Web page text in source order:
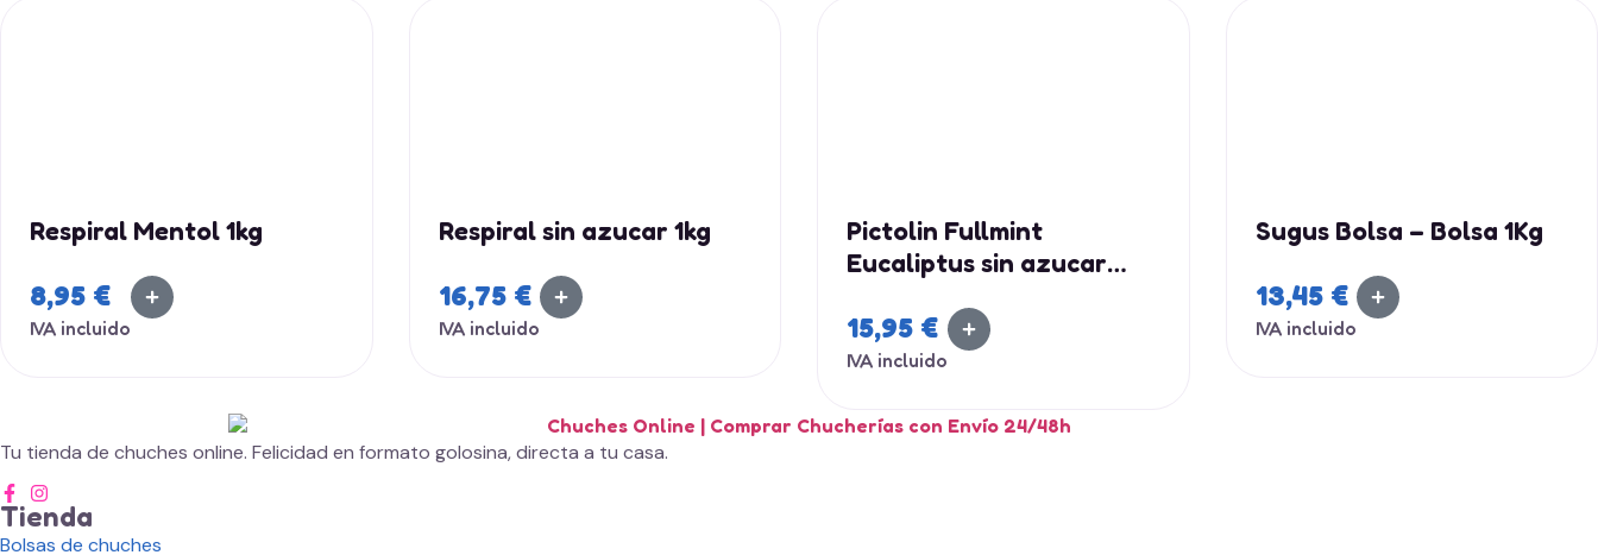
Respiral Mentol 1kg
8,95 €
IVA incluido
Respiral sin azucar 1kg
16,75 €
IVA incluido
Pictolin Fullmint
Eucaliptus sin azucar
15,95 €
IVA incluido
Sugus Bolsa – Bolsa 1Kg
13,45 €
IVA incluido
Tu tienda de chuches online. Felicidad en formato golosina, directa a tu casa.
Tienda
Bolsas de chuches